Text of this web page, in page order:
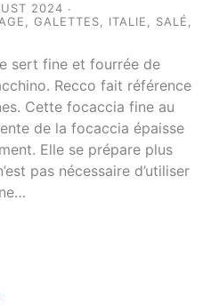
2024
,GALETTES ITALIE SALÉ
sert fine et fourrée de
Recco fait référence
Cette focaccia fine au
de la focaccia épaisse
Elle se prépare plus
pas nécessaire d’utiliser